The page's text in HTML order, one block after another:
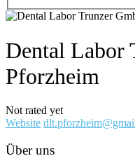
Dental Labor
Pforzheim
Not rated yet
Website
Über uns